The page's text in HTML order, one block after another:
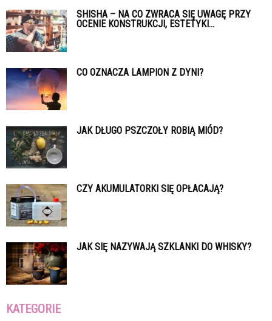
SHISHA – NA CO ZWRACA SIĘ UWAGĘ PRZY
OCENIE KONSTRUKCJI, ESTETYKI...
CO OZNACZA LAMPION Z DYNI?
JAK DŁUGO PSZCZOŁY ROBIĄ MIÓD?
CZY AKUMULATORKI SIĘ OPŁACAJĄ?
JAK SIĘ NAZYWAJĄ SZKLANKI DO WHISKY?
KATEGORIE